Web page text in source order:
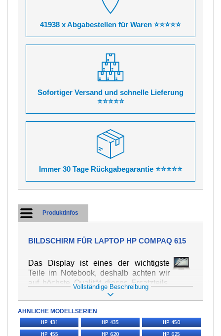
41938 x Abgabestellen für Waren ⭐⭐⭐⭐⭐
Sofortiger Versand und schnelle Lieferung
⭐⭐⭐⭐⭐
Immer 30 Tage Rückgabegarantie ⭐⭐⭐⭐⭐
Produktinfos
BILDSCHIRM FÜR LAPTOP HP COMPAQ 615
Das Display ist eines der wichtigste
Teile im Notebook, deshalb achten wir
auf höchste Qualität dieses Ersatzteils.
Er dient zur Darstellung von Texten und
Bildern in verschiedener Form. Zu
seiner Beschädigung kommt es sehr
schnell, deshalb ist es wichtig, mit dem
Notebook höchst vorsichtig umzugehen.
Vollständige Beschreibung
ÄHNLICHE MODELLSERIEN
HP 431
HP 435
HP 450
HP 455
HP 620
HP 625